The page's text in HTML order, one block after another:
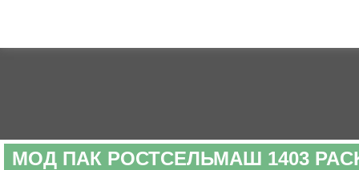
МОД ПАК РОСТСЕЛЬМАШ 1403